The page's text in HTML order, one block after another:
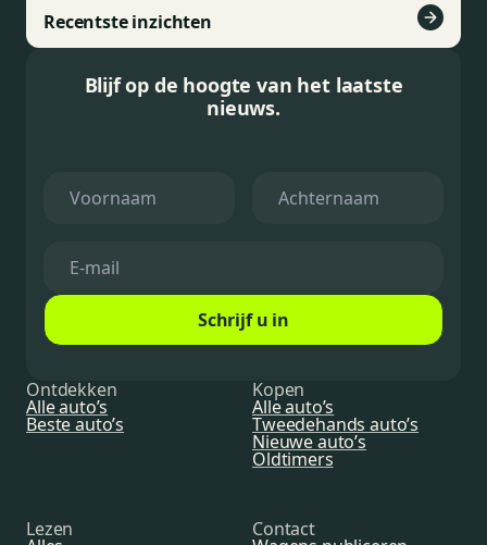
Recentste inzichten
Blijf op de hoogte van het laatste
nieuws.
Schrijf u in
Ontdekken
Alle auto’s
Beste auto’s
Kopen
Alle auto’s
Tweedehands auto’s
Nieuwe auto’s
Oldtimers
Lezen Contact